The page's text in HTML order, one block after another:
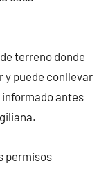
terreno donde
y puede conllevar
antes
permisos